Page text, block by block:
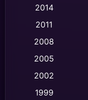
Crime อาชญากรรม
Cult Film
2014
2011
2008
2005
2002
1999